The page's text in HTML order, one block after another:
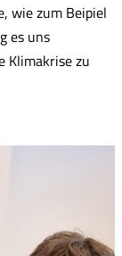
wie zum Beipiel
es uns
Klimakrise zu